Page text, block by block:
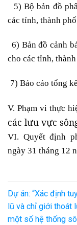
5) Bộ bản đồ
các tỉnh, thành
6) Bản đồ cảnh
cho các tỉnh,
7) Báo cáo tổng
V. Phạm vi thực
các lưu vực
VI. Quyết định
ngày 31 tháng 12
Dự án: “Xác định
lũ và chỉ giới thoát
một số hệ thống